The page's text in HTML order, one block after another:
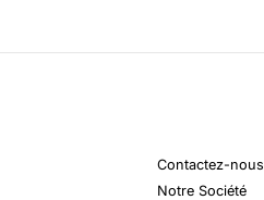
Contactez-nous
Notre Société